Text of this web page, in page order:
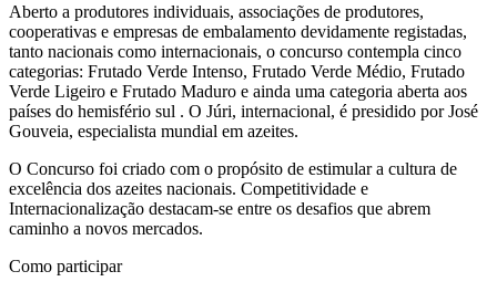
Aberto a produtores individuais, associações de produtores,
cooperativas e empresas de embalamento devidamente registadas,
tanto nacionais como internacionais, o concurso contempla cinco
categorias: Frutado Verde Intenso, Frutado Verde Médio, Frutado
Verde Ligeiro e Frutado Maduro e ainda uma categoria aberta aos
países do hemisfério sul . O Júri, internacional, é presidido por José
Gouveia, especialista mundial em azeites.
O Concurso foi criado com o propósito de estimular a cultura de
excelência dos azeites nacionais. Competitividade e
Internacionalização destacam-se entre os desafios que abrem
caminho a novos mercados.
Como participar